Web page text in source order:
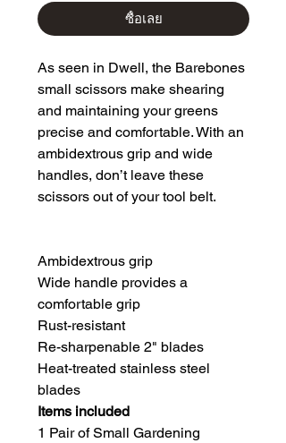
ซื้อเลย
As seen in Dwell, the Barebones
small scissors make shearing
and maintaining your greens
precise and comfortable. With an
ambidextrous grip and wide
handles, don’t leave these
scissors out of your tool belt.
Ambidextrous grip
Wide handle provides a
comfortable grip
Rust-resistant
Re-sharpenable 2" blades
Heat-treated stainless steel
blades
Items included
1 Pair of Small Gardening